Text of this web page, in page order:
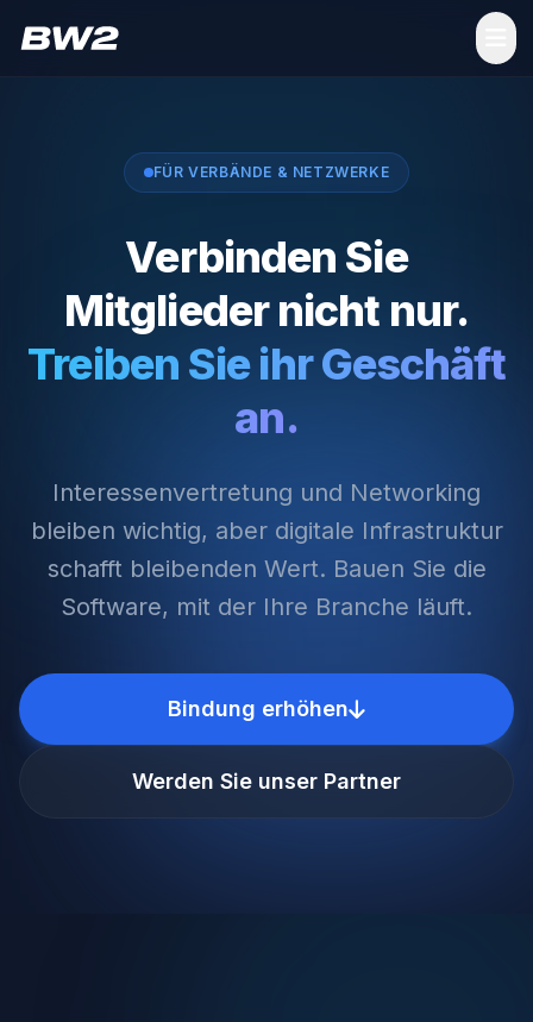
FÜR VERBÄNDE & NETZWERKE
Verbinden Sie
Mitglieder nicht nur.
Treiben Sie ihr Geschäft
an.
Interessenvertretung und Networking
bleiben wichtig, aber digitale Infrastruktur
schafft bleibenden Wert. Bauen Sie die
Software, mit der Ihre Branche läuft.
Bindung erhöhen
Werden Sie unser Partner